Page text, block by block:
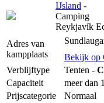
IJsland -
Camping
Reykjavík
Adres van
kampplaats
Bekijk op
Verblijftype
Tenten -
Capaciteit
meer dan
Prijscategorie
Normaal